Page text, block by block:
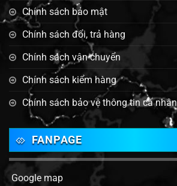
Chính sách bảo mật
Chính sách đổi, trả hàng
Chính sách vận chuyển
Chính sách kiểm hàng
Chính sách bảo vệ thông tin cá nhân
FANPAGE
Google map